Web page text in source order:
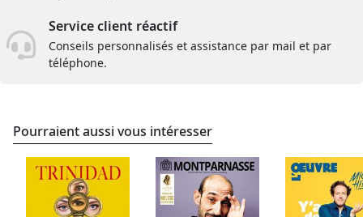
Service client réactif
Conseils personnalisés et assistance par mail et par
téléphone.
Pourraient aussi vous intéresser